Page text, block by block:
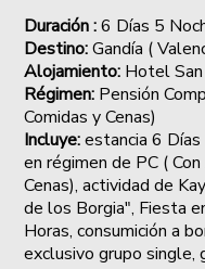
Duración :6 Días 5
Destino:Gandía (
Alojamiento: Hotel
Régimen: Pensión
Comidas y Cenas)
Incluye:estancia 6
en régimen de PC (
Cenas), actividad de
de los Borgia", Fiesta
Horas, consumición a
exclusivo grupo